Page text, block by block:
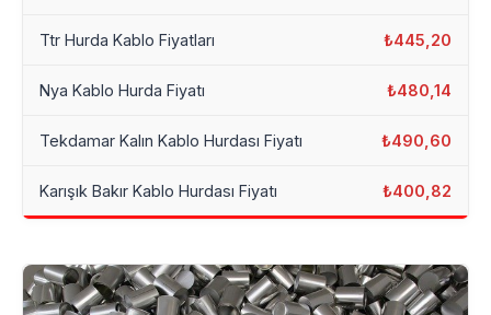
Ttr Hurda Kablo Fiyatları ₺445,20
Nya Kablo Hurda Fiyatı ₺480,14
Tekdamar Kalın Kablo Hurdası Fiyatı ₺490,60
Karışık Bakır Kablo Hurdası Fiyatı ₺400,82